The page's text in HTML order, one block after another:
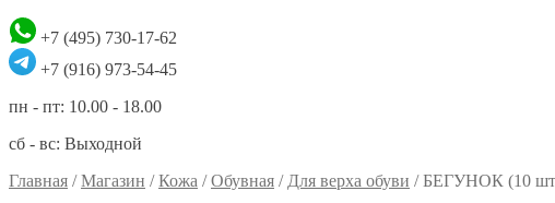
+7 (495) 730-17-62
+7 (916) 973-54-45
пн - пт: 10.00 - 18.00
сб - вс: Выходной
Главная /Магазин /Кожа /Обувная / Для верха обуви /БЕГУНОК (10